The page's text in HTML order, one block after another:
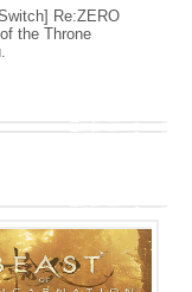
Re:ZERO
the Throne